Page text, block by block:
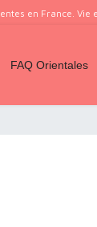
en France. Vie
FAQ Orientales